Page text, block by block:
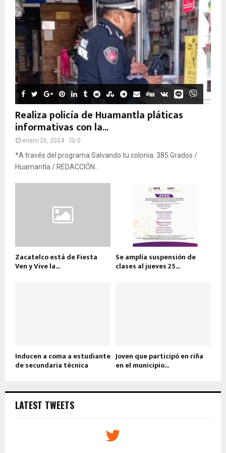
Realiza policía de Huamantla pláticas
informativas con la...
enero 26, 2024 0
*A través del programa Salvando tu colonia. 385 Grados /
Huamantla / REDACCIÓN...
Zacatelco está de Fiesta
Ven y Vive la...
Se amplía suspensión de
clases al jueves 25...
Inducen a coma a estudiante
de secundaria técnica
Joven que participó en riña
en el municipio...
LATEST TWEETS